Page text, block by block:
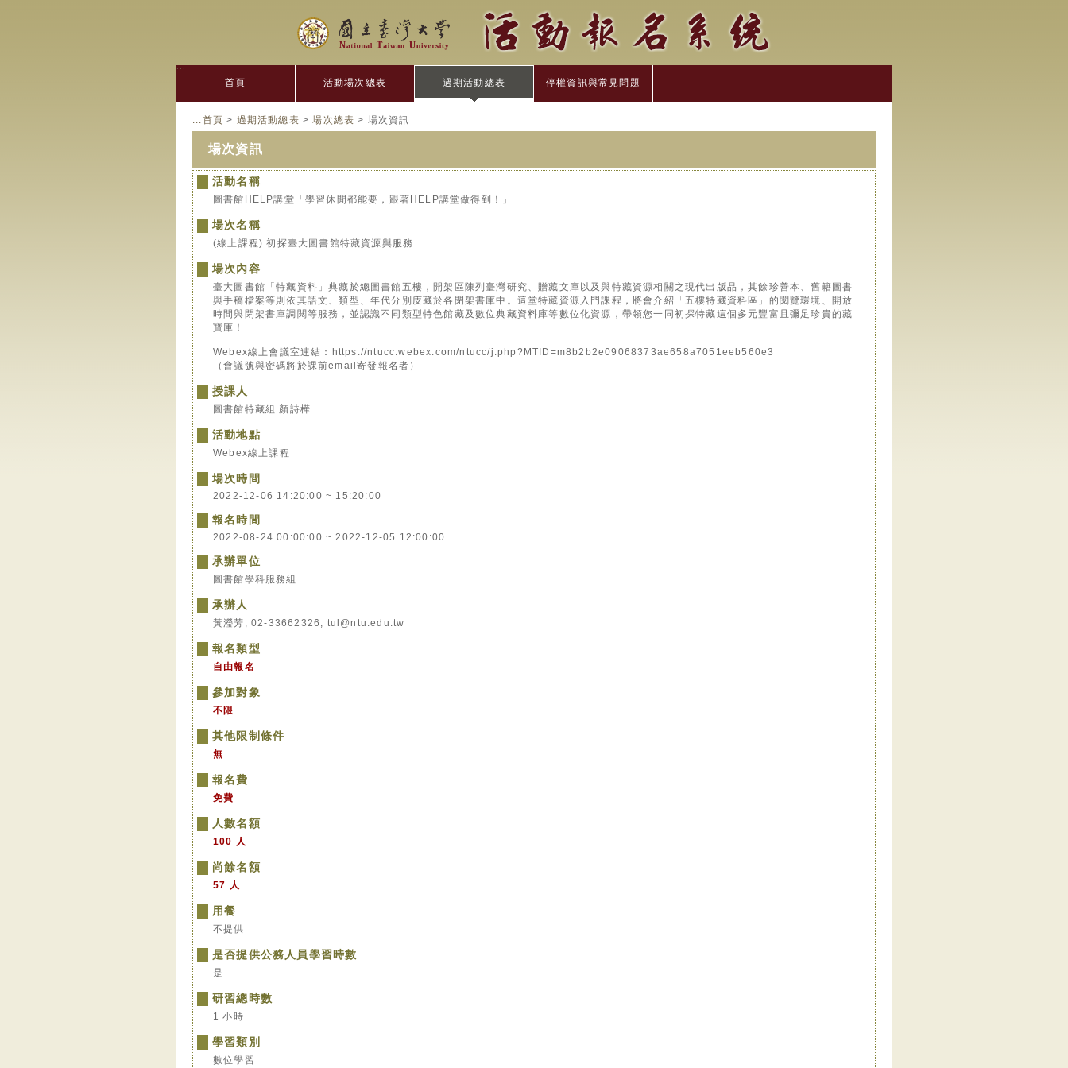
:::
首頁 活動場次總表 過期活動總表 停權資訊與常見問題
:::首頁 > 過期活動總表 >場次總表 > 場次資訊
場次資訊
活動名稱
圖書館HELP講堂「學習休閒都能要，跟著HELP講堂做得到！」
場次名稱
(線上課程) 初探臺大圖書館特藏資源與服務
場次內容
臺大圖書館「特藏資料」典藏於總圖書館五樓，開架區陳列臺灣研究、贈藏文庫以及與特藏資源相關之現代出版品，其餘珍善本、舊籍圖書
與手稿檔案等則依其語文、類型、年代分別庋藏於各閉架書庫中。這堂特藏資源入門課程，將會介紹「五樓特藏資料區」的閱覽環境、開放
時間與閉架書庫調閱等服務，並認識不同類型特色館藏及數位典藏資料庫等數位化資源，帶領您一同初探特藏這個多元豐富且彌足珍貴的藏
寶庫！
Webex線上會議室連結：https://ntucc.webex.com/ntucc/j.php?MTID=m8b2b2e09068373ae658a7051eeb560e3
（會議號與密碼將於課前email寄發報名者）
授課人
圖書館特藏組 顏詩樺
活動地點
Webex線上課程
場次時間
2022-12-06 14:20:00 ~ 15:20:00
報名時間
2022-08-24 00:00:00 ~ 2022-12-05 12:00:00
承辦單位
圖書館學科服務組
承辦人
黃瀅芳; 02-33662326; tul@ntu.edu.tw
報名類型
自由報名
參加對象
不限
其他限制條件
無
報名費
免費
人數名額
100 人
尚餘名額
57 人
用餐
不提供
是否提供公務人員學習時數
是
研習總時數
1 小時
學習類別
數位學習